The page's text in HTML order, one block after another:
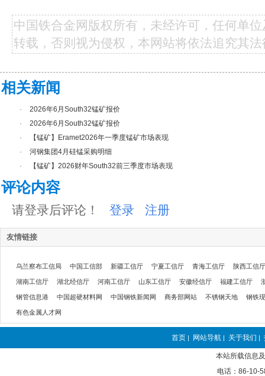
中国铁合金网版权所有，未经许可，任何单
转载，否则视为侵权，本网站将依法追究其
相关新闻
·
2026年6月South32锰矿报价
·
2026年6月South32锰矿报价
·
【锰矿】Eramet2026年一季度锰矿市场表现
·
河钢集团4月硅锰采购明细
·
【锰矿】2026财年South32前三季度市场表现
评论内容
请登录后评论！ 登录 注册
友情链接
乌兰察布工信局 中国工信部 新疆工信厅 宁夏工信厅 青海工信厅 陕西工信厅
湖南工信厅 湖北经信厅 河南工信厅 山东工信厅 安徽经信厅 福建工信厅
钢管信息港 中国超硬材料网 中国钢铁新闻网 商务部网站 不锈钢天地 钢铁
有色金属人才网
首页 | 网站导航 | 关于我们 |
本站所载信息
电话：86-10-